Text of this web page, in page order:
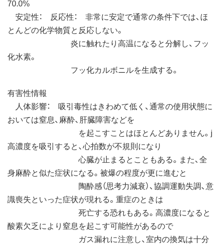
70.0%
安定性： 反応性： 非常に安定で通常の条件下では、ほ
とんどの化学物質と反応しない。
炎に触れたり高温になると分解し、フッ
化水素。
フッ化カルボニルを生成する。
有害性情報
人体影響： 吸引毒性はきわめて低く、通常の使用状態に
おいては窒息、麻酔、肝臓障害などを
を起こすことはほとんどありません。j
高濃度を吸引すると、心拍数が不規則になり
心臓が止まるとこともある。また、全
身麻酔と似た症状になる。被爆の程度が更に進むと
陶酔感（思考力減衰）、協調運動失調、意
識喪失といった症状が現れる。重症のときは
死亡する恐れもある。高濃度になると
酸素欠乏により窒息を起こす可能性があるので
ガス漏れに注意し、室内の換気は十分